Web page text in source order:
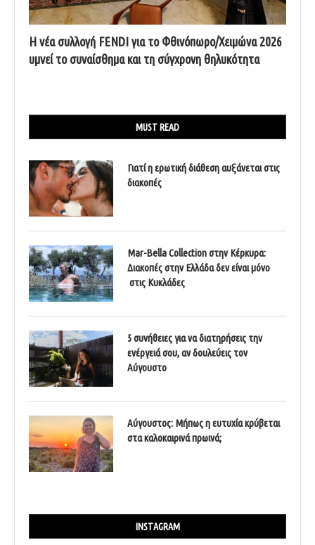
Η νέα συλλογή FENDI για το Φθινόπωρο/Χειμώνα 2026
υμνεί το συναίσθημα και τη σύγχρονη θηλυκότητα
MUST READ
Γιατί η ερωτική διάθεση αυξάνεται στις
διακοπές
Mar-Bella Collection στην Κέρκυρα:
Διακοπές στην Ελλάδα δεν είναι μόνο
στις Κυκλάδες
5 συνήθειες για να διατηρήσεις την
ενέργειά σου, αν δουλεύεις τον
Αύγουστο
Αύγουστος: Μήπως η ευτυχία κρύβεται
στα καλοκαιρινά πρωινά;
INSTAGRAM